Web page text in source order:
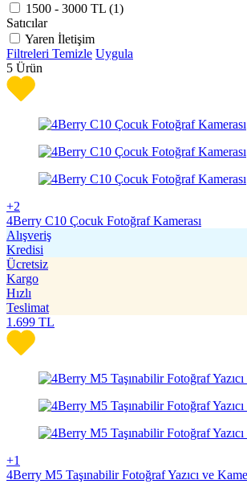
1500 - 3000 TL (1)
Satıcılar
Yaren İletişim
Filtreleri Temizle Uygula
5 Ürün
+2
4Berry C10 Çocuk Fotoğraf Kamerası
Alışveriş
Kredisi
Ücretsiz
Kargo
Hızlı
Teslimat
1.699 TL
+1
4Berry M5 Taşınabilir Fotoğraf Yazıcı ve